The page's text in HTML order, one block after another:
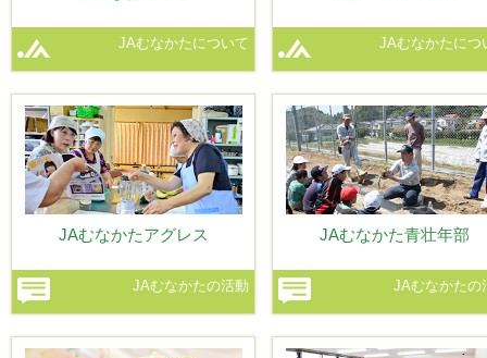
JAむなかたについて JAむなかたにつ
JAむなかたアグレス
JAむなかたの活動
JAむなかた青壮年部
JAむなかたの